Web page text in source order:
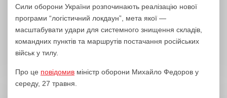
Сили оборони України розпочинають реалізацію нової
програми “логістичний локдаун”, мета якої —
масштабувати удари для системного знищення складів,
командних пунктів та маршрутів постачання російських
військ у тилу.
Про це повідомив міністр оборони Михайло Федоров у
середу, 27 травня.